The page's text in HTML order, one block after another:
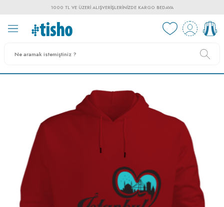
1000 TL VE ÜZERI ALIŞVERIŞLERINIZDE KARGO BEDAVA